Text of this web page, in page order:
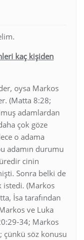
kaç kişiden
oysa Markos
(Matta 8:28;
adamlardan
çok göze
o adama
adamın durumu
cinin
Sonra belki de
istedi. (Markos
İsa tarafından
ve Luka
34; Markos
çünkü söz konusu